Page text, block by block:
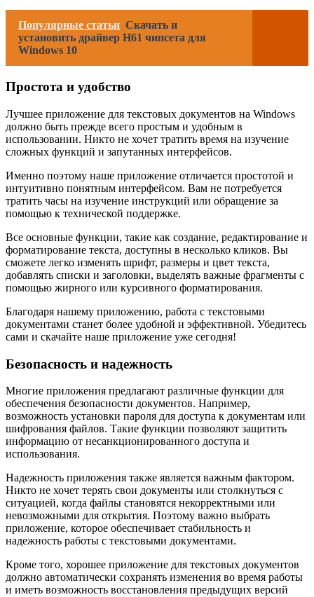
Популярные статьи Скачать и
установить драйвер H61 чипсета для
Windows 10
Простота и удобство
Лучшее приложение для текстовых документов на Windows
должно быть прежде всего простым и удобным в
использовании. Никто не хочет тратить время на изучение
сложных функций и запутанных интерфейсов.
Именно поэтому наше приложение отличается простотой и
интуитивно понятным интерфейсом. Вам не потребуется
тратить часы на изучение инструкций или обращение за
помощью к технической поддержке.
Все основные функции, такие как создание, редактирование и
форматирование текста, доступны в несколько кликов. Вы
сможете легко изменять шрифт, размеры и цвет текста,
добавлять списки и заголовки, выделять важные фрагменты с
помощью жирного или курсивного форматирования.
Благодаря нашему приложению, работа с текстовыми
документами станет более удобной и эффективной. Убедитесь
сами и скачайте наше приложение уже сегодня!
Безопасность и надежность
Многие приложения предлагают различные функции для
обеспечения безопасности документов. Например,
возможность установки пароля для доступа к документам или
шифрования файлов. Такие функции позволяют защитить
информацию от несанкционированного доступа и
использования.
Надежность приложения также является важным фактором.
Никто не хочет терять свои документы или столкнуться с
ситуацией, когда файлы становятся некорректными или
невозможными для открытия. Поэтому важно выбрать
приложение, которое обеспечивает стабильность и
надежность работы с текстовыми документами.
Кроме того, хорошее приложение для текстовых документов
должно автоматически сохранять изменения во время работы
и иметь возможность восстановления предыдущих версий